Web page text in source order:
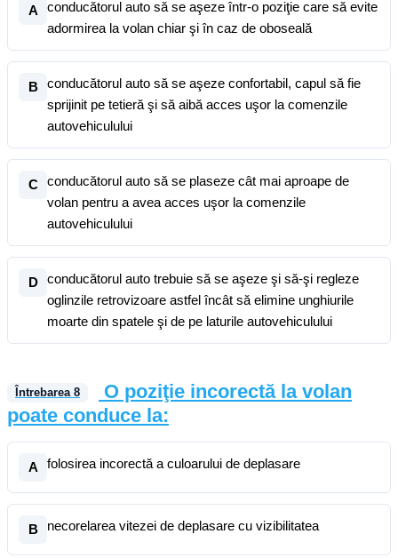
A
conducătorul auto să se aşeze într-o poziţie care să evite
adormirea la volan chiar şi în caz de oboseală
B
conducătorul auto să se aşeze confortabil, capul să fie
sprijinit pe tetieră şi să aibă acces uşor la comenzile
autovehiculului
C
conducătorul auto să se plaseze cât mai aproape de
volan pentru a avea acces uşor la comenzile
autovehiculului
D
conducătorul auto trebuie să se aşeze şi să-şi regleze
oglinzile retrovizoare astfel încât să elimine unghiurile
moarte din spatele şi de pe laturile autovehiculului
Întrebarea 8
O poziţie incorectă la volan
poate conduce la:
A folosirea incorectă a culoarului de deplasare
B necorelarea vitezei de deplasare cu vizibilitatea